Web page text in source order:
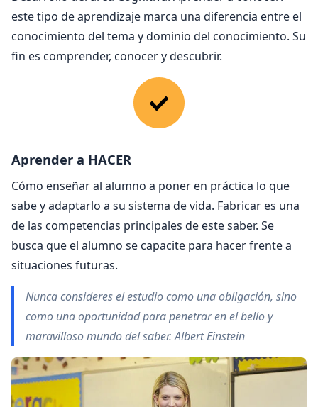
este tipo de aprendizaje marca una diferencia entre el
conocimiento del tema y dominio del conocimiento. Su
fin es comprender, conocer y descubrir.
Aprender a HACER
Cómo enseñar al alumno a poner en práctica lo que
sabe y adaptarlo a su sistema de vida. Fabricar es una
de las competencias principales de este saber. Se
busca que el alumno se capacite para hacer frente a
situaciones futuras.
Nunca consideres el estudio como una obligación, sino
como una oportunidad para penetrar en el bello y
maravilloso mundo del saber. Albert Einstein